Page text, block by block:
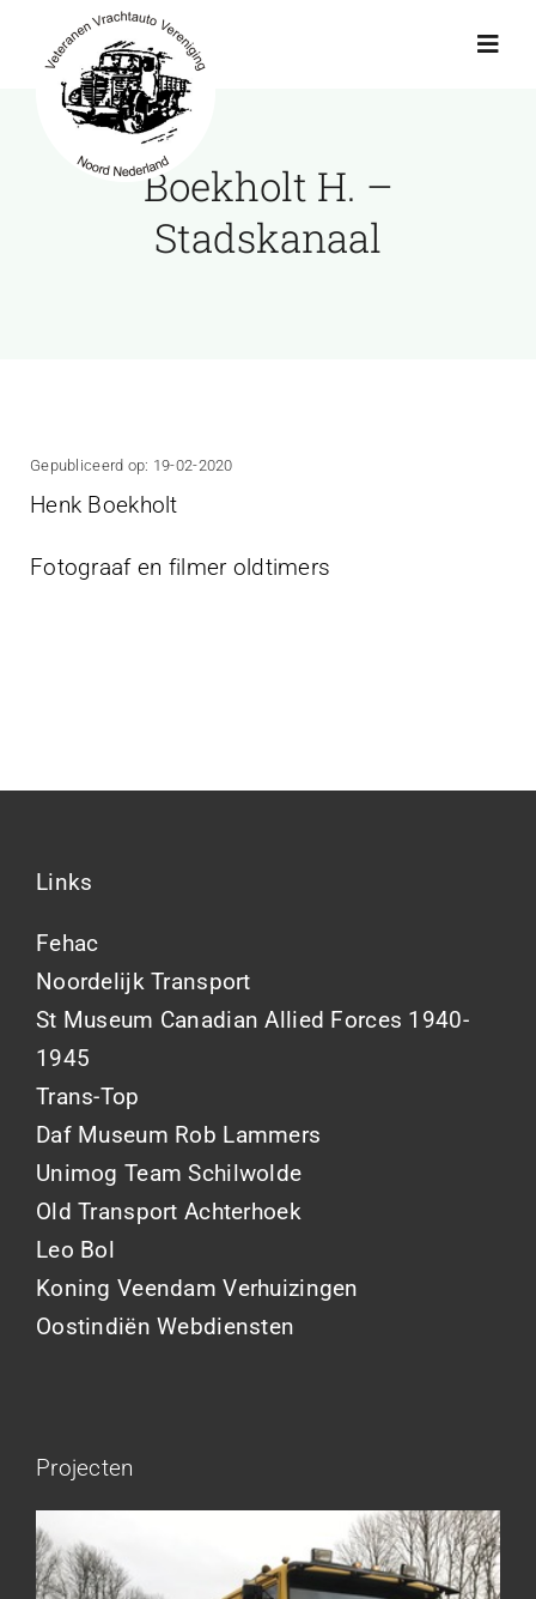
inhoud
Actueel
Interviews
Boekholt H. –
Stadskanaal
Gepubliceerd op: 19-02-2020
Henk Boekholt
Fotograaf en filmer oldtimers
Links
Fehac
Noordelijk Transport
St Museum Canadian Allied Forces 1940-
1945
Trans-Top
Daf Museum Rob Lammers
Unimog Team Schilwolde
Old Transport Achterhoek
Leo Bol
Koning Veendam Verhuizingen
Oostindiën Webdiensten
Projecten